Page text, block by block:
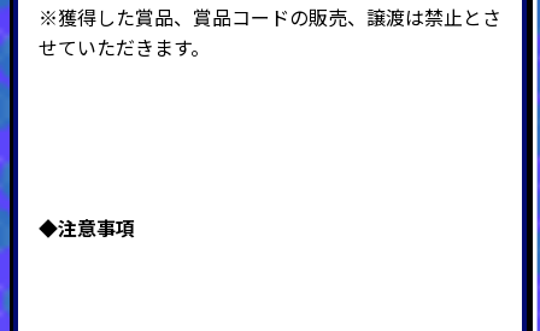
※獲得した賞品、賞品コードの販売、譲渡は禁止とさ
せていただきます。
◆注意事項